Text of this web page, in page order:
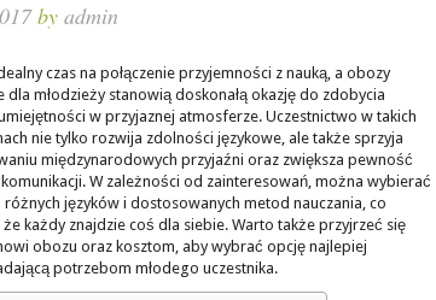
by admin
czas na połączenie przyjemności z nauką, a obozy
dla młodzieży stanowią doskonałą okazję do zdobycia
w przyjaznej atmosferze. Uczestnictwo w takich
nie tylko rozwija zdolności językowe, ale także sprzyja
międzynarodowych przyjaźni oraz zwiększa pewność
W zależności od zainteresowań, można wybierać
języków i dostosowanych metod nauczania, co
że każdy znajdzie coś dla siebie. Warto także przyjrzeć się
obozu oraz kosztom, aby wybrać opcję najlepiej
potrzebom młodego uczestnika.